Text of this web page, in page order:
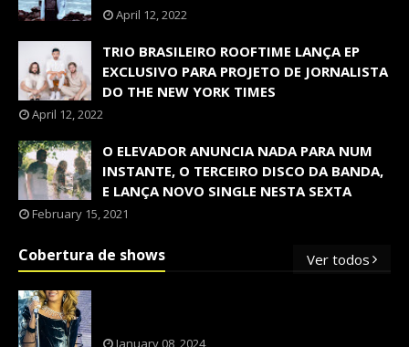
April 12, 2022
TRIO BRASILEIRO ROOFTIME LANÇA EP
EXCLUSIVO PARA PROJETO DE JORNALISTA
DO THE NEW YORK TIMES
April 12, 2022
O ELEVADOR ANUNCIA NADA PARA NUM
INSTANTE, O TERCEIRO DISCO DA BANDA,
E LANÇA NOVO SINGLE NESTA SEXTA
February 15, 2021
Cobertura de shows Ver todos
January 08, 2024